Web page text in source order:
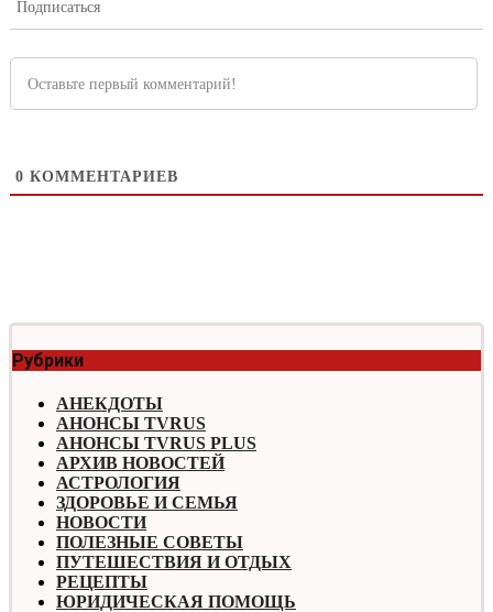
Подписаться
0 КОММЕНТАРИЕВ
Рубрики
АНЕКДОТЫ
АНОНСЫ TVRUS
АНОНСЫ TVRUS PLUS
АРХИВ НОВОСТЕЙ
АСТРОЛОГИЯ
ЗДОРОВЬЕ И СЕМЬЯ
НОВОСТИ
ПОЛЕЗНЫЕ СОВЕТЫ
ПУТЕШЕСТВИЯ И ОТДЫХ
РЕЦЕПТЫ
ЮРИДИЧЕСКАЯ ПОМОЩЬ